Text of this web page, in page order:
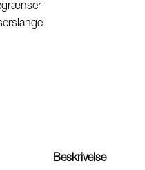
bars vandtryk
Beskrivelse